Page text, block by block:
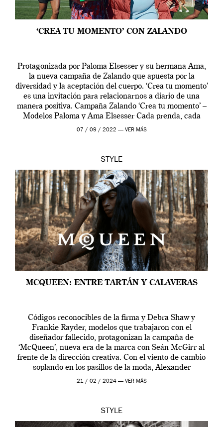
‘CREA TU MOMENTO’ CON ZALANDO
Protagonizada por Paloma Elsesser y su hermana Ama,
la nueva campaña de Zalando que apuesta por la
diversidad y la aceptación del cuerpo. ‘Crea tu momento’
es una invitación para relacionarnos a diario de una
manera positiva. Campaña Zalando ‘Crea tu momento’ –
Modelos Paloma y Ama Elsesser Cada prenda, cada
outfit, cada momento, caracteriza […]
07 / 09 / 2022 — VER MÁS
STYLE
MCQUEEN: ENTRE TARTÁN Y CALAVERAS
Códigos reconocibles de la firma y Debra Shaw y
Frankie Rayder, modelos que trabajaron con el
diseñador fallecido, protagonizan la campaña de
‘McQueen’, nueva era de la marca con Seán McGirr al
frente de la dirección creativa. Con el viento de cambio
soplando en los pasillos de la moda, Alexander
McQueen se prepara para una […]
21 / 02 / 2024 — VER MÁS
STYLE